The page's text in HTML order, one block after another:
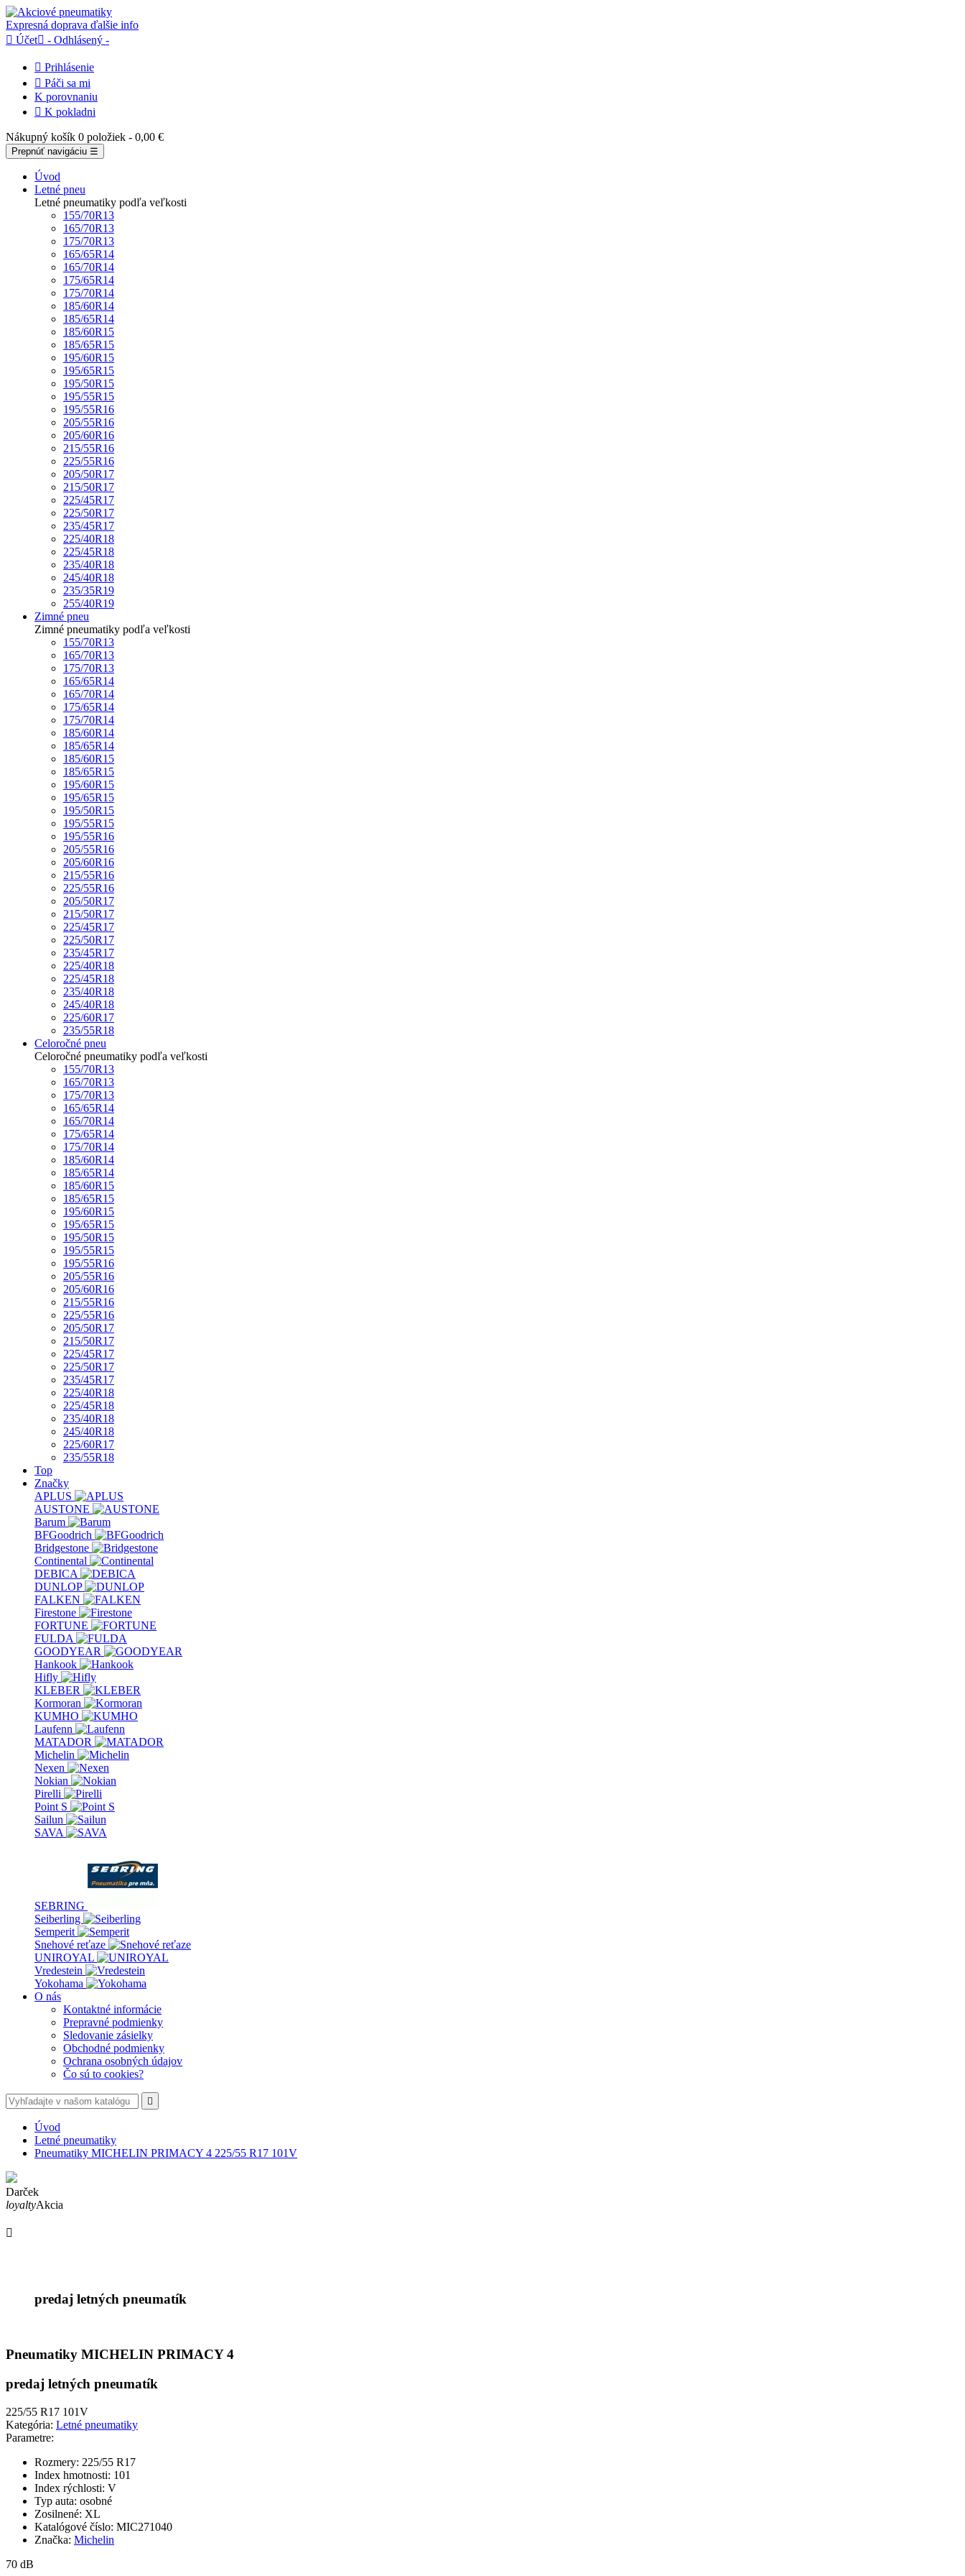
Expresná doprava ďalšie info
 Účet - Odhlásený -
 Prihlásenie
 Páči sa mi
K porovnaniu
 K pokladni
Nákupný košík 0 položiek - 0,00 €
Prepnúť navigáciu ☰
Úvod
Letné pneu
Letné pneumatiky podľa veľkosti
155/70R13
165/70R13
175/70R13
165/65R14
165/70R14
175/65R14
175/70R14
185/60R14
185/65R14
185/60R15
185/65R15
195/60R15
195/65R15
195/50R15
195/55R15
195/55R16
205/55R16
205/60R16
215/55R16
225/55R16
205/50R17
215/50R17
225/45R17
225/50R17
235/45R17
225/40R18
225/45R18
235/40R18
245/40R18
235/35R19
255/40R19
Zimné pneu
Zimné pneumatiky podľa veľkosti
155/70R13
165/70R13
175/70R13
165/65R14
165/70R14
175/65R14
175/70R14
185/60R14
185/65R14
185/60R15
185/65R15
195/60R15
195/65R15
195/50R15
195/55R15
195/55R16
205/55R16
205/60R16
215/55R16
225/55R16
205/50R17
215/50R17
225/45R17
225/50R17
235/45R17
225/40R18
225/45R18
235/40R18
245/40R18
225/60R17
235/55R18
Celoročné pneu
Celoročné pneumatiky podľa veľkosti
155/70R13
165/70R13
175/70R13
165/65R14
165/70R14
175/65R14
175/70R14
185/60R14
185/65R14
185/60R15
185/65R15
195/60R15
195/65R15
195/50R15
195/55R15
195/55R16
205/55R16
205/60R16
215/55R16
225/55R16
205/50R17
215/50R17
225/45R17
225/50R17
235/45R17
225/40R18
225/45R18
235/40R18
245/40R18
225/60R17
235/55R18
Top
Značky
APLUS
AUSTONE
Barum
BFGoodrich
Bridgestone
Continental
DEBICA
DUNLOP
FALKEN
Firestone
FORTUNE
FULDA
GOODYEAR
Hankook
Hifly
KLEBER
Kormoran
KUMHO
Laufenn
MATADOR
Michelin
Nexen
Nokian
Pirelli
Point S
Sailun
SAVA
SEBRING
Seiberling
Semperit
Snehové reťaze
UNIROYAL
Vredestein
Yokohama
O nás
Kontaktné informácie
Prepravné podmienky
Sledovanie zásielky
Obchodné podmienky
Ochrana osobných údajov
Čo sú to cookies?

Úvod
Letné pneumatiky
Pneumatiky MICHELIN PRIMACY 4 225/55 R17 101V
Darček
loyaltyAkcia

predaj letných pneumatík
Pneumatiky MICHELIN PRIMACY 4
predaj letných pneumatík
225/55 R17 101V
Kategória: Letné pneumatiky
Parametre:
Rozmery: 225/55 R17
Index hmotnosti: 101
Index rýchlosti: V
Typ auta: osobné
Zosilnené: XL
Katalógové číslo: MIC271040
Značka: Michelin
70 dB